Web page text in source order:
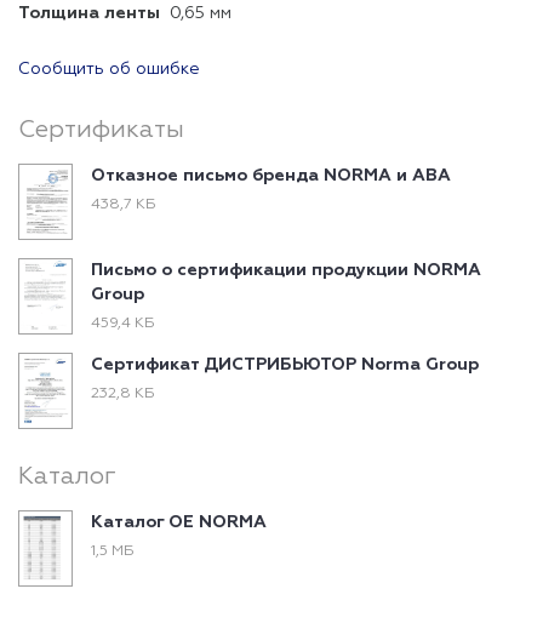
Толщина ленты 0,65 мм
Сообщить об ошибке
Сертификаты
Отказное письмо бренда NORMA и ABA
438,7 КБ
Письмо о сертификации продукции NORMA
Group
459,4 КБ
Сертификат ДИСТРИБЬЮТОР Norma Group
232,8 КБ
Каталог
Каталог ОЕ NORMA
1,5 МБ